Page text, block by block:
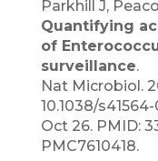
Parkhill J,
Quantifying
of
surveillance.
Nat Microbiol.
10.1038/
Oct 26. PMID:
PMC7610418.